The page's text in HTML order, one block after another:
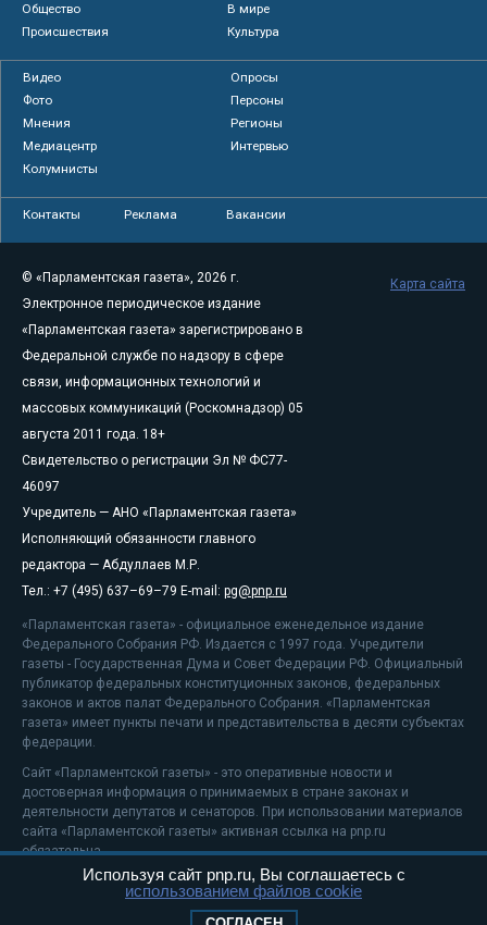
Общество
В мире
Происшествия
Культура
Видео
Опросы
Фото
Персоны
Мнения
Регионы
Медиацентр
Интервью
Колумнисты
Контакты Реклама Вакансии
© «Парламентская газета», 2026 г.
Электронное периодическое издание
«Парламентская газета» зарегистрировано в
Федеральной службе по надзору в сфере
связи, информационных технологий и
массовых коммуникаций (Роскомнадзор) 05
августа 2011 года. 18+
Свидетельство о регистрации Эл № ФС77-
46097
Учредитель — АНО «Парламентская газета»
Исполняющий обязанности главного
редактора — Абдуллаев М.Р.
Тел.: +7 (495) 637–69–79 E-mail: pg@pnp.ru
«Парламентская газета» - официальное еженедельное издание
Федерального Собрания РФ. Издается с 1997 года. Учредители
газеты - Государственная Дума и Совет Федерации РФ. Официальный
публикатор федеральных конституционных законов, федеральных
законов и актов палат Федерального Собрания. «Парламентская
газета» имеет пункты печати и представительства в десяти субъектах
федерации.
Сайт «Парламентской газеты» - это оперативные новости и
достоверная информация о принимаемых в стране законах и
деятельности депутатов и сенаторов. При использовании материалов
сайта «Парламентской газеты» активная ссылка на pnp.ru
обязательна.
На информационном ресурсе применяютсярекомендательные
Положение о защите персональных данных
Карта сайта
Используя сайт pnp.ru, Вы соглашаетесь с
использованием файлов cookie